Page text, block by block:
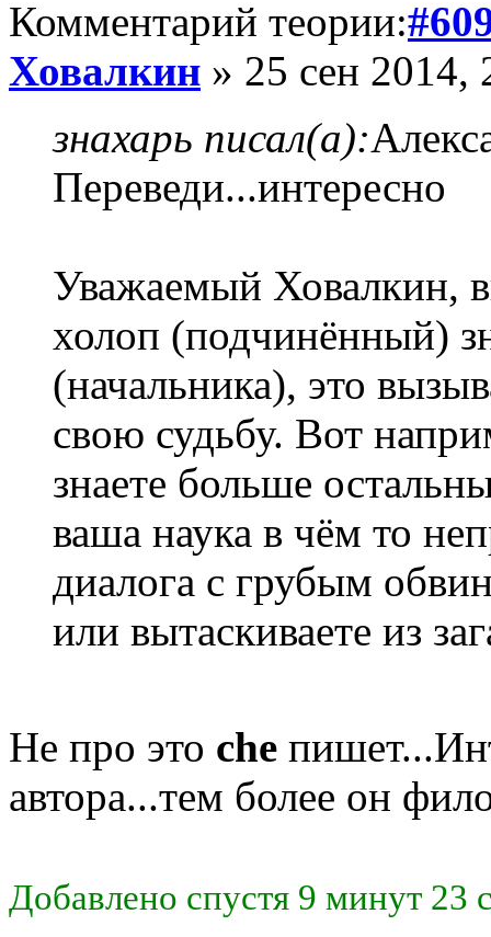
Комментарий теории:
Ховалкин » 25 сен 2014,
знахарь писал(а):
Переведи...интересно
Уважаемый Ховалкин,
холоп (подчинённый)
(начальника), это
свою судьбу. Вот
знаете больше
ваша наука в чём то
диалога с грубым
или вытаскиваете из
Не про это che
автора...тем более он
Добавлено спустя 9 минут 23